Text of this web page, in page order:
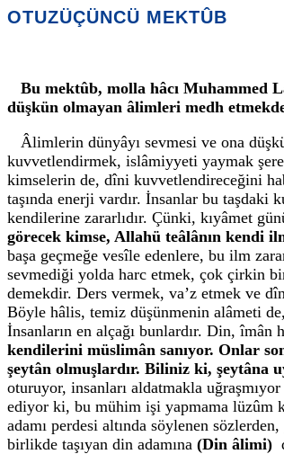
OTUZÜÇÜNCÜ MEKTÛB
Bu mektûb, molla hâcı Muhammed
düşkün olmayan âlimleri medh
Âlimlerin dünyâyı sevmesi ve ona
kuvvetlendirmek, islâmiyyeti yaymak
kimselerin de, dîni kuvvetlendireceğini
taşında enerji vardır. İnsanlar bu
kendilerine zararlıdır. Çünki, kıyâmet
görecek kimse, Allahü teâlânın kendi
başa geçmeğe vesîle edenlere, bu ilm
sevmediği yolda harc etmek, çok çirkin
demekdir. Ders vermek, va’z etmek ve
Böyle hâlis, temiz düşünmenin alâmeti
İnsanların en alçağı bunlardır. Din, îmân
kendilerini müslimân sanıyor. Onlar
şeytân olmuşlardır. Biliniz ki, şeytâna
oturuyor, insanları aldatmakla
ediyor ki, bu mühim işi yapmama lüzûm
adamı perdesi altında söylenen
birlikde taşıyan din adamına (Din âlimi)